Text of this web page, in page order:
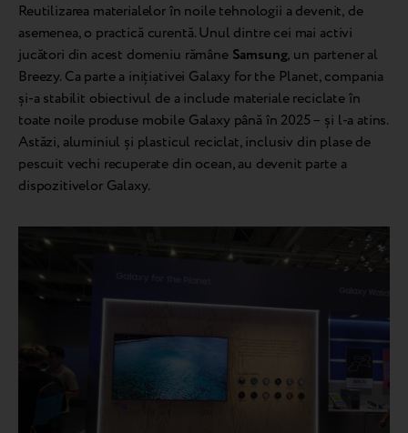
Reutilizarea materialelor în noile tehnologii a devenit, de
asemenea, o practică curentă. Unul dintre cei mai activi
jucători din acest domeniu rămâne Samsung, un partener al
Breezy. Ca parte a inițiativei Galaxy for the Planet, compania
și-a stabilit obiectivul de a include materiale reciclate în
toate noile produse mobile Galaxy până în 2025 – și l-a atins.
Astăzi, aluminiul și plasticul reciclat, inclusiv din plase de
pescuit vechi recuperate din ocean, au devenit parte a
dispozitivelor Galaxy.